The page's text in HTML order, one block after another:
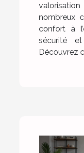
nombreux
confort à
sécurité et
Découvrez